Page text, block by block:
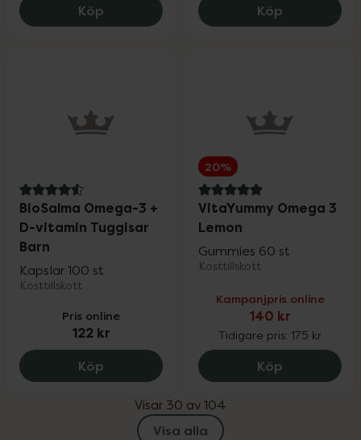
Köp Närokällan Krillolja, 245 kr.
Köp Pikasol
4.6 av 5 i omdöme
BioSalma Omega-3 +
D-vitamin Tuggisar
Barn
Kapslar 100 st
Kosttillskott
Pris online
122 kr
Köp BioSalma Omega-3 + D-vitamin
20%
5 av 5 i omdöme
VitaYummy Omega 3
Lemon
Gummies 60 st
Kosttillskott
Kampanjpris online
140 kr
Tidigare pris: 175 kr
Köp
Visar 30 av 104
Visa alla